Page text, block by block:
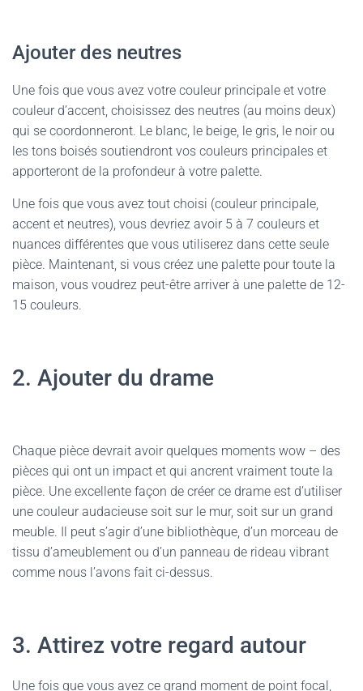
Ajouter des neutres
Une fois que vous avez votre couleur principale et votre
couleur d’accent, choisissez des neutres (au moins deux)
qui se coordonneront. Le blanc, le beige, le gris, le noir ou
les tons boisés soutiendront vos couleurs principales et
apporteront de la profondeur à votre palette.
Une fois que vous avez tout choisi (couleur principale,
accent et neutres), vous devriez avoir 5 à 7 couleurs et
nuances différentes que vous utiliserez dans cette seule
pièce. Maintenant, si vous créez une palette pour toute la
maison, vous voudrez peut-être arriver à une palette de 12-
15 couleurs.
2. Ajouter du drame
Chaque pièce devrait avoir quelques moments wow – des
pièces qui ont un impact et qui ancrent vraiment toute la
pièce. Une excellente façon de créer ce drame est d’utiliser
une couleur audacieuse soit sur le mur, soit sur un grand
meuble. Il peut s’agir d’une bibliothèque, d’un morceau de
tissu d’ameublement ou d’un panneau de rideau vibrant
comme nous l’avons fait ci-dessus.
3. Attirez votre regard autour
Une fois que vous avez ce grand moment de point focal,